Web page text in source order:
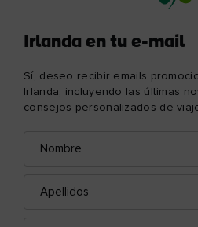
Irlanda en tu e-mail
Sí, deseo recibir emails
Irlanda, incluyendo las últimas
consejos personalizados de
electrónico